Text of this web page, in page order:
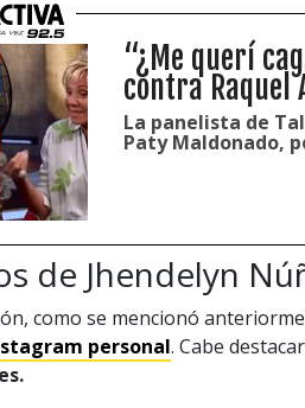
“¿Me querí
contra Raquel
La panelista de
Paty Maldonado,
de Jhendelyn
como se mencionó
personal. Cabe